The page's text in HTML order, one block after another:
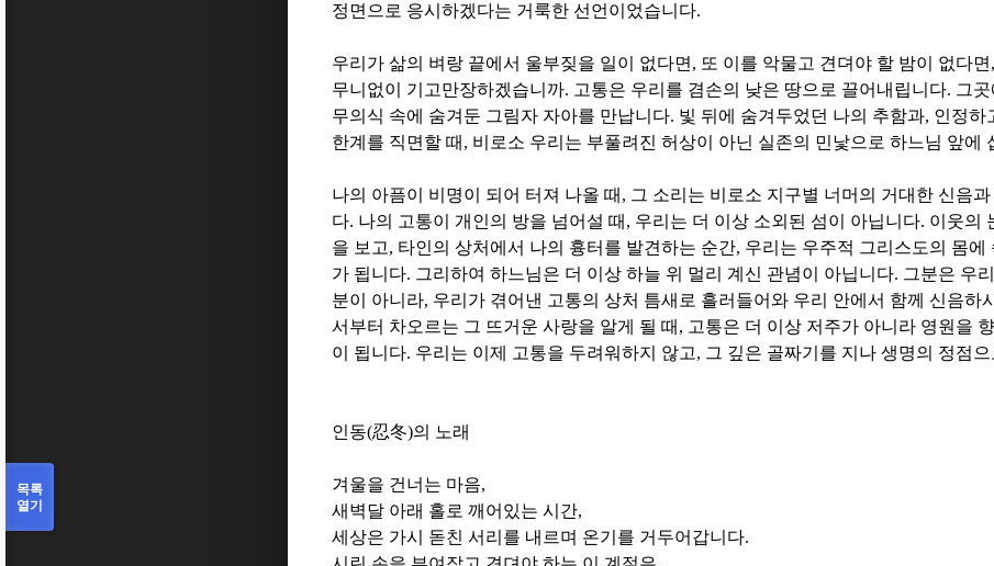
정면으로 응시하겠다는 거룩한 선언이었습니다.
우리가 삶의 벼랑 끝에서 울부짖을 일이 없다면 , 또 이를 악물고 견뎌야 할 밤이 없다면 ,
무니없이 기고만장하겠습니까. 고통은 우리를 겸손의 낮은 땅으로 끌어내립니다. 그
무의식 속에 숨겨둔 그림자 자아를 만납니다. 빛 뒤에 숨겨두었던 나의 추함과, 인정하
한계를 직면할 때 , 비로소 우리는 부풀려진 허상이 아닌 실존의 민낯으로 하느님 앞에
나의 아픔이 비명이 되어 터져 나올 때 , 그 소리는 비로소 지구별 너머의 거대한 신음과
다. 나의 고통이 개인의 방을 넘어설 때 , 우리는 더 이상 소외된 섬이 아닙니다. 이웃의
을 보고, 타인의 상처에서 나의 흉터를 발견하는 순간, 우리는 우주적 그리스도의 몸에
가 됩니다. 그리하여 하느님은 더 이상 하늘 위 멀리 계신 관념이 아닙니다. 그분은 우
분이 아니라, 우리가 겪어낸 고통의 상처 틈새로 흘러들어와 우리 안에서 함께 신음하
서부터 차오르는 그 뜨거운 사랑을 알게 될 때 , 고통은 더 이상 저주가 아니라 영원을
이 됩니다. 우리는 이제 고통을 두려워하지 않고, 그 깊은 골짜기를 지나 생명의 정점
인동(忍冬)의 노래
겨울을 건너는 마음,
새벽달 아래 홀로 깨어있는 시간,
세상은 가시 돋친 서리를 내르며 온기를 거두어갑니다.
목록
열기